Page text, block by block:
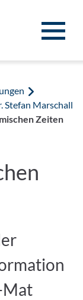
Stefan Marschall
Zeiten
Mat